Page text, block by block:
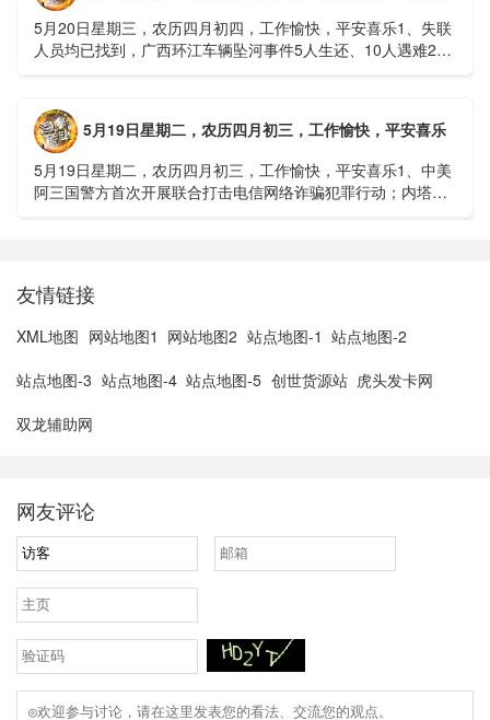
5月20日星期三，农历四月初四，工作愉快，平安喜乐1、失联
人员均已找到，广西环江车辆坠河事件5人生还、10人遇难2、
5月19日星期二，农历四月初三，工作愉快，平安喜乐
5月19日星期二，农历四月初三，工作愉快，平安喜乐1、中美
阿三国警方首次开展联合打击电信网络诈骗犯罪行动；内塔尼
友情链接
XML地图 网站地图1 网站地图2 站点地图-1 站点地图-2
站点地图-3 站点地图-4 站点地图-5 创世货源站 虎头发卡网
双龙辅助网
网友评论